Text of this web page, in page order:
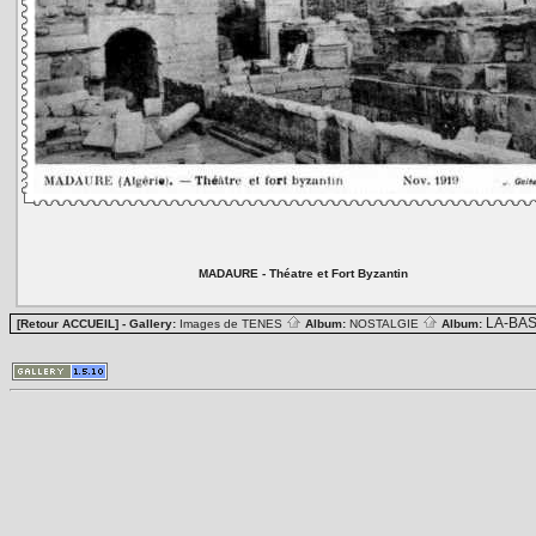
MADAURE - Théatre et Fort Byzantin
[Retour ACCUEIL] - Gallery: Images de TENES Album: NOSTALGIE Album: LA-BAS